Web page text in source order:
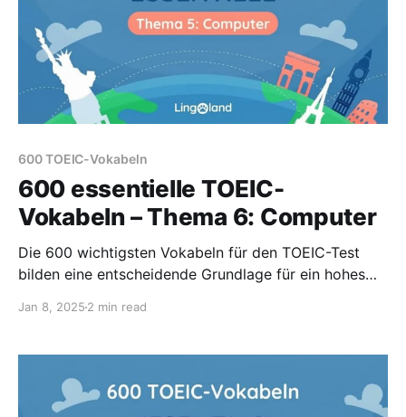
600 TOEIC-Vokabeln
600 essentielle TOEIC-
Vokabeln – Thema 6: Computer
Die 600 wichtigsten Vokabeln für den TOEIC-Test
bilden eine entscheidende Grundlage für ein hohes
Thema Computer.
Jan 8, 2025 2 min read